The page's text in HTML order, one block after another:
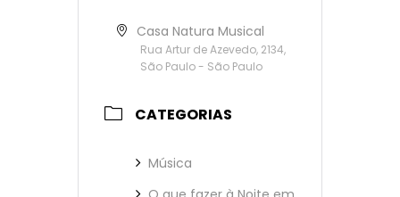
Casa Natura Musical
Rua Artur de Azevedo, 2134,
São Paulo - São Paulo
CATEGORIAS
Música